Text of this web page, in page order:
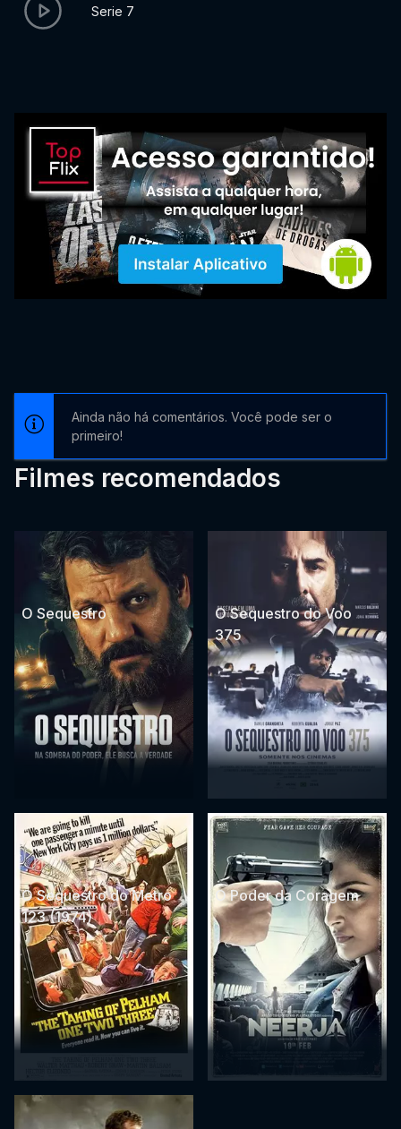
Serie 7
Ainda não há comentários. Você pode ser o
primeiro!
Filmes recomendados
O Sequestro
O Sequestro do Voo
375
O Sequestro do Metro
123 (1974)
O Poder da Coragem